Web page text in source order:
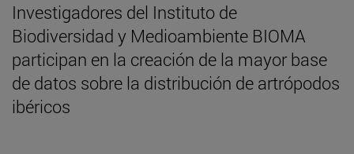
Investigadores del Instituto de
Biodiversidad y Medioambiente BIOMA
participan en la creación de la mayor base
de datos sobre la distribución de artrópodos
ibéricos